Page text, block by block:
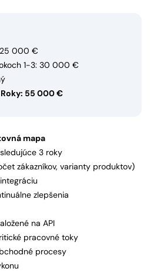
25 000 €
1-3: 30 000 €
Roky: 55 000 €
mapa
3 roky
zákazníkov, varianty produktov)
zlepšenia
na API
pracovné toky
procesy